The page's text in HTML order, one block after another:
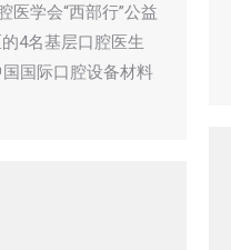
医学会“西部行”公益
4名基层口腔医生
国际口腔设备材料